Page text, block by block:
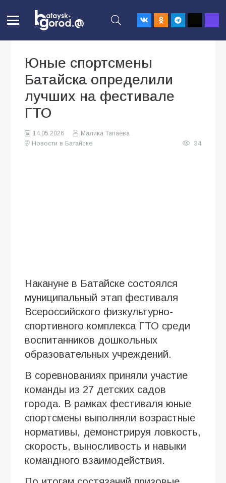
Юные спортсмены
Батайска определили
лучших на фестивале
ГТО
14.05.2026
Малика Тапаева
Новости в Батайске
34
Накануне в Батайске состоялся
муниципальный этап фестиваля
Всероссийского физкультурно-
спортивного комплекса ГТО среди
воспитанников дошкольных
образовательных учреждений.
В соревнованиях приняли участие
команды из 27 детских садов
города. В рамках фестиваля юные
спортсмены выполняли возрастные
нормативы, демонстрируя ловкость,
скорость, выносливость и навыки
командного взаимодействия.